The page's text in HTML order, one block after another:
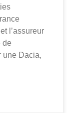
l’assureur
de
une Dacia,